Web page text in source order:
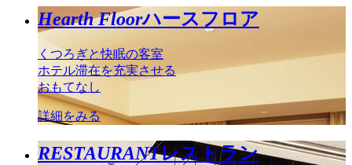
Hearth Floorハースフロア
くつろぎと快眠の客室
ホテル滞在を充実させる
おもてなし
詳細をみる
RESTAURANTレストラン